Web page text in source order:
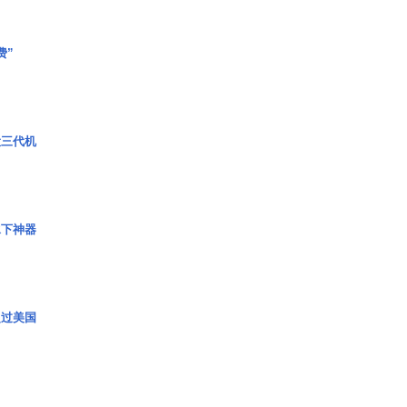
”
代机
神器
美国